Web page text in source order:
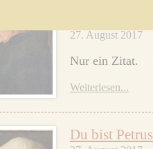
27. August 2017
Nur ein Zitat.
Weiterlesen...
Du bist Petrus